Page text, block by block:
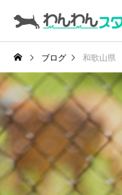
CATEGORY
ドッグラン
ドッグカフェ
愛犬とおでかけ (公
愛犬と旅行
トリミングサロン
ブログ 和歌山県
インデックス